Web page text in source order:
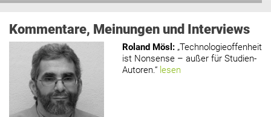
Kommentare, Meinungen und Interviews
Roland Mösl : „Technologieoffenheit
ist Nonsense – außer für Studien-
Autoren.“ lesen